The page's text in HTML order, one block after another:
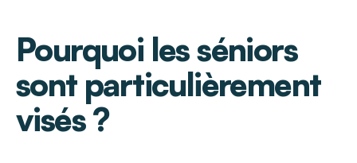
Pourquoi les séniors
sont particulièrement
visés ?